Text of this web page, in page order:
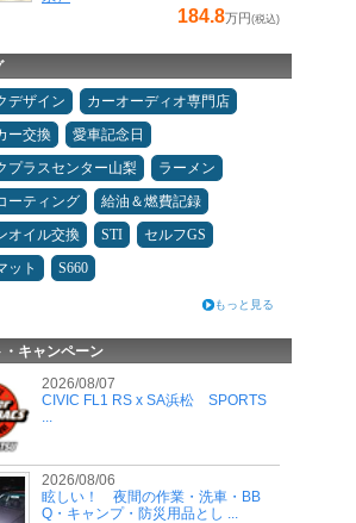
184.8万円(税込)
デザイン
カーオーディオ専門店
ー交換
愛車記念日
プラスセンター山梨
ラーメン
ーティング
給油＆燃費記録
オイル交換
STI
セルフGS
ット
S660
もっと見る
・キャンペーン
2026/08/07
CIVIC FL1 RS x SA浜松 SPORTS
...
2026/08/06
眩しい！ 夜間の作業・洗車・BB
Q・キャンプ・防災用品とし ...